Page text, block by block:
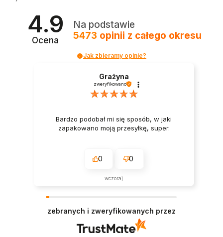
4.9
Ocena
Na podstawie
5473 opinii z całego okresu
Jak zbieramy opinie?
Grażyna
zweryfikowano
Bardzo podobał mi się sposób, w jaki
zapakowano moją przesyłkę, super.
0 0
wczoraj
zebranych i zweryfikowanych przez